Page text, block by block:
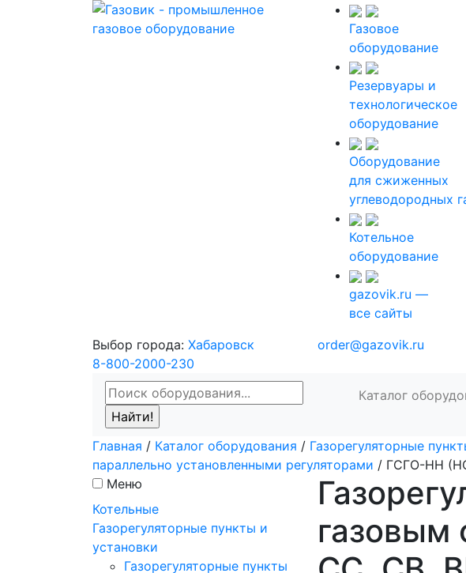
Газовое
оборудование
Резервуары и
технологическое
оборудование
Оборудование
для сжиженных
углеводородных
Котельное
оборудование
gazovik.ru —
все сайты
Выбор города: Хабаровск
8-800-2000-230
order@gazovik.ru
Каталог
Главная / Каталог оборудования / Газорегуляторные
параллельно установленными регуляторами / ГСГО-НН
Меню
Котельные
Газорегуляторные пункты и
установки
Газорегуляторные пункты